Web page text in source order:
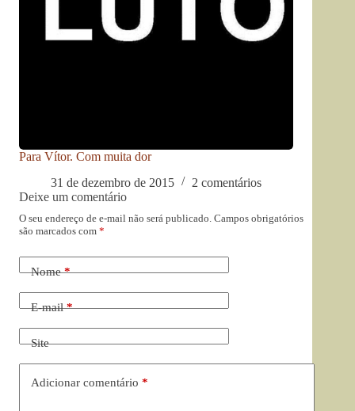
Para Vítor. Com muita dor
31 de dezembro de 2015
2 comentários
Deixe um comentário
O seu endereço de e-mail não será publicado. Campos obrigatórios
são marcados com *
Nome*
E-mail*
Site
Adicionar comentário *